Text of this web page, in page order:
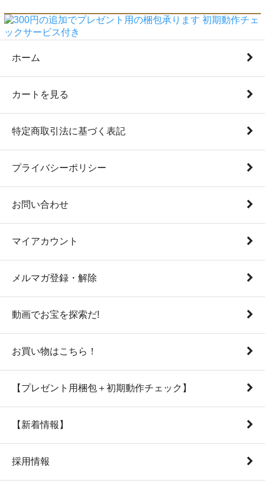
ホーム
カートを見る
特定商取引法に基づく表記
プライバシーポリシー
お問い合わせ
マイアカウント
メルマガ登録・解除
動画でお宝を探索だ!
お買い物はこちら！
【プレゼント用梱包＋初期動作チェック】
【新着情報】
採用情報